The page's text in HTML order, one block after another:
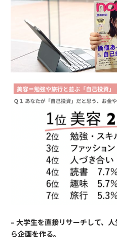
– 大学生を直接リサーチして、
ら企画を作る。